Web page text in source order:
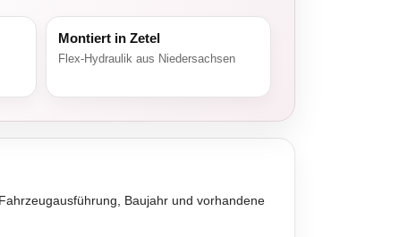
Montiert in Zetel
Flex-Hydraulik aus Niedersachsen
Baujahr und vorhandene